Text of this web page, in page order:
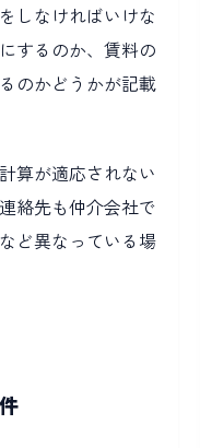
しなければいけな
するのか、賃料の
のかどうかが記載
算が適応されない
絡先も仲介会社で
ど異なっている場